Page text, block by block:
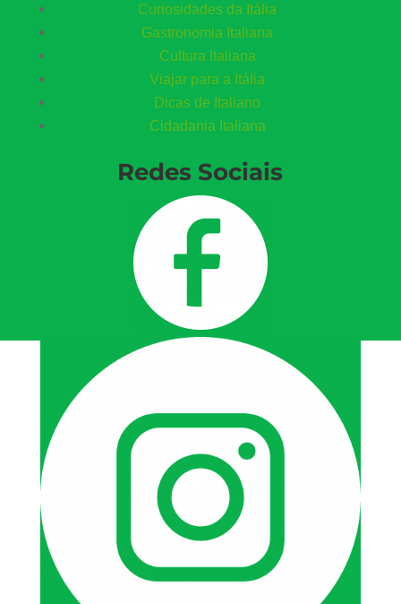
Curiosidades da Itália
Gastronomia Italiana
Cultura Italiana
Viajar para a Itália
Dicas de Italiano
Cidadania Italiana
Redes Sociais